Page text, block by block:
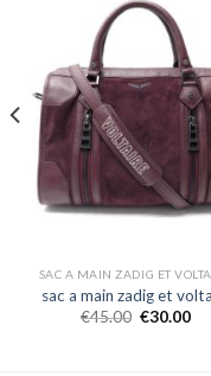
SAC A MAIN ZADIG ET
sac a main zadig et
€45.00 €30.00